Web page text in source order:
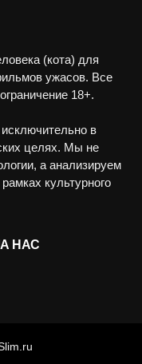
(кота) для
ужасов. Все
18+.
в
целях. Мы не
а анализируем
культурного
НАС